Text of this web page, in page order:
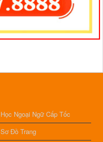
Học Ngoại Ngữ Cấp Tốc
Sơ Đồ Trang